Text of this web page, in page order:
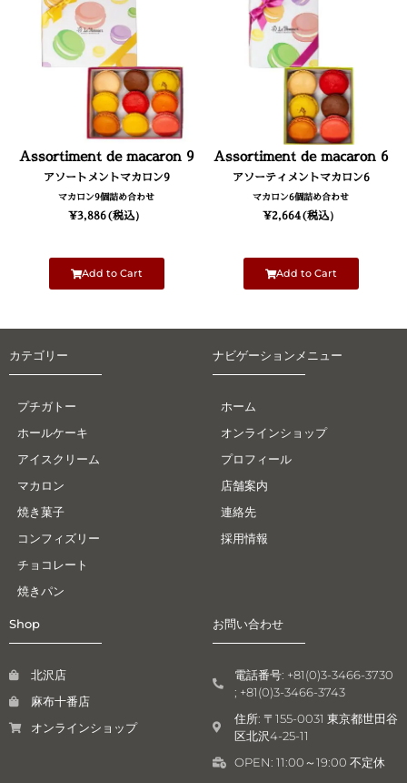
フレデリック・マドレーヌの
マカロン人気の定番フレーバ
ーおすすめ９種の詰め合わせ
Assortiment de macaron 9
アソートメントマカロン9
マカロン9個詰め合わせ
¥3,886(税込）
Add to Cart
Assortiment de macaron 6
アソーティメントマカロン6
マカロン6個詰め合わせ
¥2,664(税込）
Add to Cart
カテゴリー
プチガトー
ホールケーキ
アイスクリーム
マカロン
焼き菓子
コンフィズリー
チョコレート
焼きパン
ナビゲーションメニュー
ホーム
オンラインショップ
プロフィール
店舗案内
連絡先
採用情報
Shop
北沢店
麻布十番店
オンラインショップ
お問い合わせ
電話番号: +81(0)3-3466-3730
; +81(0)3-3466-3743
住所: 〒155-0031 東京都世田谷
区北沢4-25-11
OPEN: 11:00～19:00 不定休